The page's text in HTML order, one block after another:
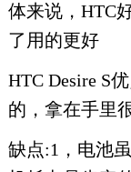
体来说，HTC
了用的更好
HTC Desire S
的，拿在手里
缺点:1，电池